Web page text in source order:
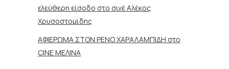
ελεύθερη είσοδο στο σινέ Αλέκος
Χρυσοστομίδης
ΑΦΙΕΡΩΜΑ ΣΤΟΝ ΡΕΝΟ ΧΑΡΑΛΑΜΠΙΔΗ στο
CINE ΜΕΛΙΝΑ